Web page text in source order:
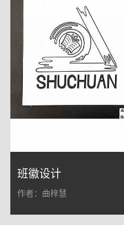
班徽设计
作者：曲梓慧